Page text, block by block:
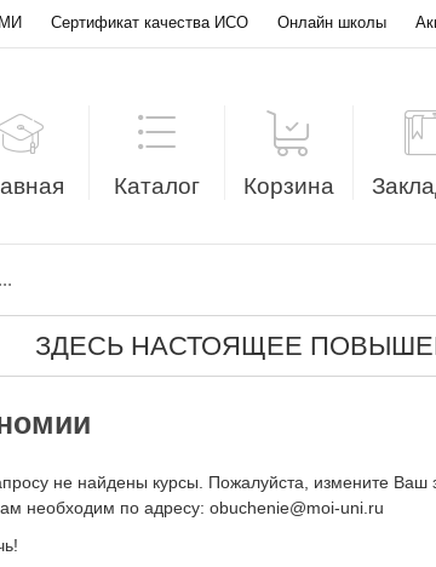
Сертификат качества ИСО Онлайн школы
Каталог Корзина
ЗДЕСЬ НАСТОЯЩЕЕ
не найдены курсы. Пожалуйста, измените
необходим по адресу: obuchenie@moi-uni.ru